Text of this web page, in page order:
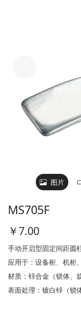
图片
MS705F
￥ 7.00
手动开启型固定间距圆
应用于：设备柜、机柜
材质：锌合金（锁体、
表面处理：镀白锌（锁